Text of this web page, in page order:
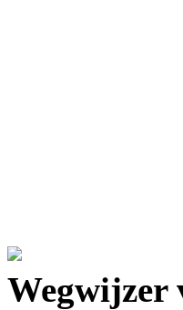
Wegwijzer